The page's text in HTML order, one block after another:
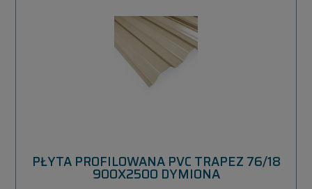
PŁYTA PROFILOWANA PVC TRAPEZ 76/18
900X2500 DYMIONA